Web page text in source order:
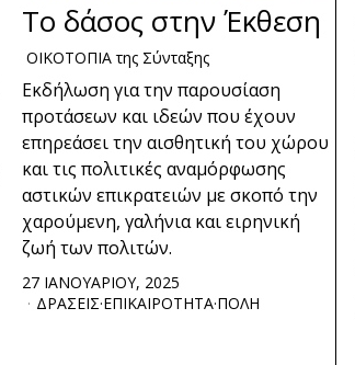
Το δάσος στην Έκθεση
ΟΙΚΟΤΟΠΙΑ της Σύνταξης
Εκδήλωση για την παρουσίαση
προτάσεων και ιδεών που έχουν
επηρεάσει την αισθητική του χώρου
και τις πολιτικές αναμόρφωσης
αστικών επικρατειών με σκοπό την
χαρούμενη, γαλήνια και ειρηνική
ζωή των πολιτών.
27 ΙΑΝΟΥΑΡΙΟΥ, 2025
ΔΡΑΣΕΙΣ·ΕΠΙΚΑΙΡΟΤΗΤΑ·ΠΟΛΗ